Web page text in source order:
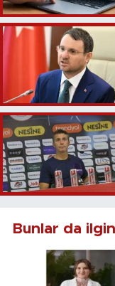
Bunlar da